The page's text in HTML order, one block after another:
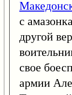
с
другой
свое
армии